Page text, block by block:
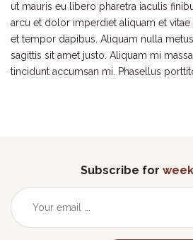
ut mauris eu libero pharetra iaculis
arcu et dolor imperdiet aliquam et vitae
et tempor dapibus. Aliquam nulla
sagittis sit amet justo. Aliquam mi
tincidunt accumsan mi. Phasellus
Subscribe for